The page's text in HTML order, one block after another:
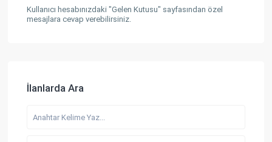
Kullanıcı hesabınızdaki "Gelen Kutusu" sayfasından özel
mesajlara cevap verebilirsiniz.
İlanlarda Ara